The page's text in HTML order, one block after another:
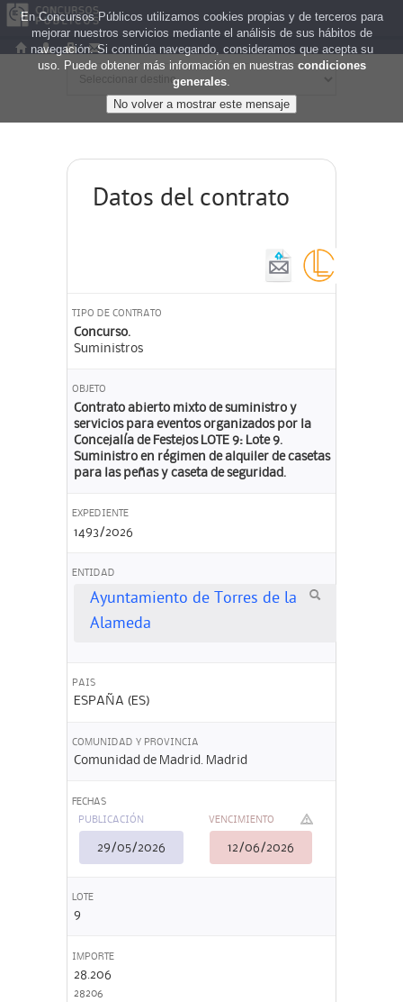
Datos del contrato
TIPO DE CONTRATO
Concurso.
Suministros
OBJETO
Contrato abierto mixto de suministro y
servicios para eventos organizados por la
Concejalía de Festejos LOTE 9: Lote 9.
Suministro en régimen de alquiler de casetas
para las peñas y caseta de seguridad.
EXPEDIENTE
1493/2026
ENTIDAD
Ayuntamiento de Torres de la
Alameda
PAIS
ESPAÑA (ES)
COMUNIDAD Y PROVINCIA
Comunidad de Madrid. Madrid
FECHAS
PUBLICACIÓN
29/05/2026
VENCIMIENTO
12/06/2026
LOTE
9
IMPORTE
28.206
28206
En Concursos Públicos utilizamos cookies propias y de terceros para
mejorar nuestros servicios mediante el análisis de sus hábitos de
navegación. Si continúa navegando, consideramos que acepta su
uso. Puede obtener más información en nuestras condiciones
generales.